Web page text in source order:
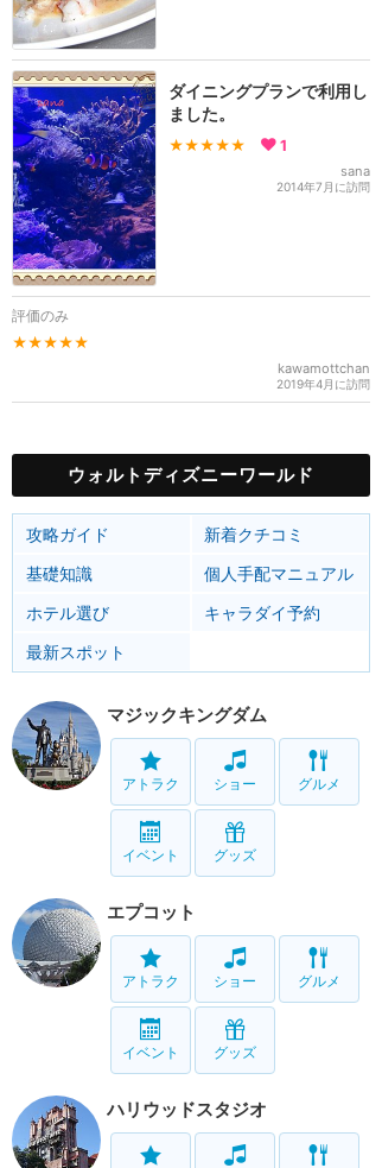
ダイニングプランで利用し
ました。
★★★★★ 1
sana
2014年7月に訪問
評価のみ
★★★★★
kawamottchan
2019年4月に訪問
ウォルトディズニーワールド
攻略ガイド
新着クチコミ
基礎知識
個人手配マニュアル
ホテル選び
キャラダイ予約
最新スポット
マジックキングダム
アトラク ショー グルメ
イベント グッズ
エプコット
アトラク ショー グルメ
イベント グッズ
ハリウッドスタジオ